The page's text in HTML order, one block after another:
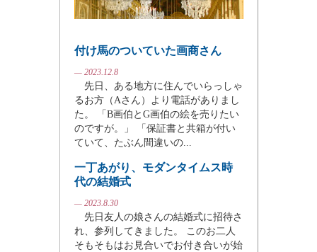
付け馬のついていた画商さん
— 2023.12.8
先日、ある地方に住んでいらっしゃ
るお方（Aさん）より電話がありまし
た。 「B画伯とG画伯の絵を売りたい
のですが。」 「保証書と共箱が付い
ていて、たぶん間違いの...
一丁あがり、モダンタイムス時
代の結婚式
— 2023.8.30
先日友人の娘さんの結婚式に招待さ
れ、参列してきました。 このお二人
そもそもはお見合いでお付き合いが始